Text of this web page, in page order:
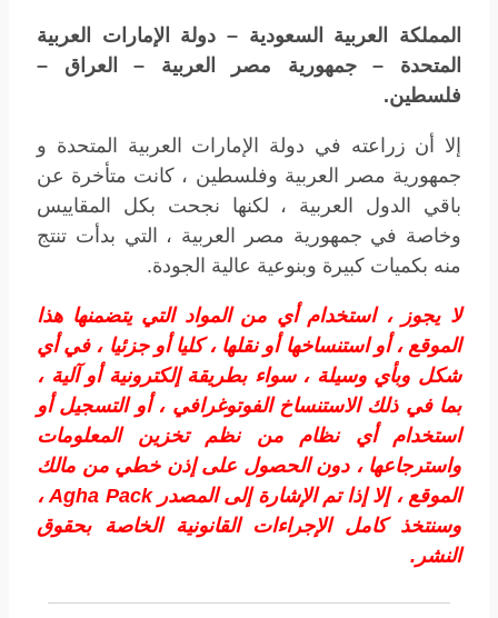
المملكة العربية السعودية – دولة الإمارات العربية
المتحدة – جمهورية مصر العربية – العراق –
فلسطين.
إلا أن زراعته في دولة الإمارات العربية المتحدة و
جمهورية مصر العربية وفلسطين ، كانت متأخرة عن
باقي الدول العربية ، لكنها نجحت بكل المقاييس
وخاصة في جمهورية مصر العربية ، التي بدأت تنتج
منه بكميات كبيرة وبنوعية عالية الجودة.
لا يجوز ، استخدام أي من المواد التي يتضمنها هذا
الموقع ، أو استنساخها أو نقلها ، كليا أو جزئيا ، في أي
شكل وبأي وسيلة ، سواء بطريقة إلكترونية أو آلية ،
بما في ذلك الاستنساخ الفوتوغرافي ، أو التسجيل أو
استخدام أي نظام من نظم تخزين المعلومات
واسترجاعها ، دون الحصول على إذن خطي من مالك
الموقع ، إلا إذا تم الإشارة إلى المصدرAgha Pack،
وسنتخذ كامل الإجراءات القانونية الخاصة بحقوق
النشر.